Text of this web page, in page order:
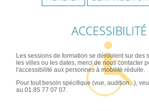
ACCESSIBILITÉ
Les sessions de formation se déroulent sur des
les villes ou les dates, merci de nous contacter
l'accessibilité aux personnes à mobilité réduite.
Pour tout besoin spécifique (vue, audition...),
au 01 85 77 07 07.